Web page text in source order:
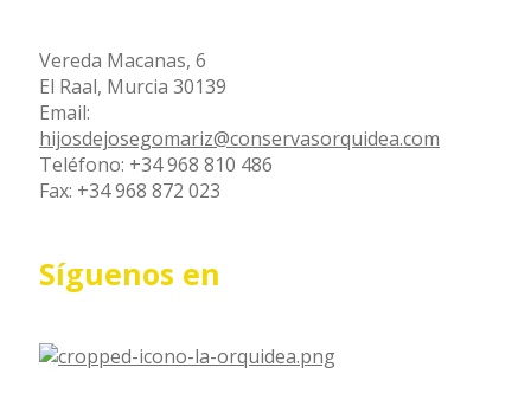
Vereda Macanas, 6
El Raal, Murcia 30139
Email:
hijosdejosegomariz@conservasorquidea.com
Teléfono: +34 968 810 486
Fax: +34 968 872 023
Síguenos en